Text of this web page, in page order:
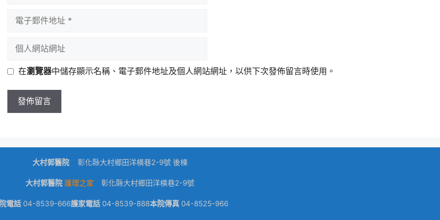
在瀏覽器中儲存顯示名稱、電子郵件地址及個人網站網址，以供下次發佈留言時使用。
大村郭醫院 彰化縣大村鄉田洋橫巷2-9號 後棟
大村郭醫院 護理之家 彰化縣大村鄉田洋橫巷2-9號
電話 04-8539-666護家電話 04-8539-888本院傳真 04-8525-966